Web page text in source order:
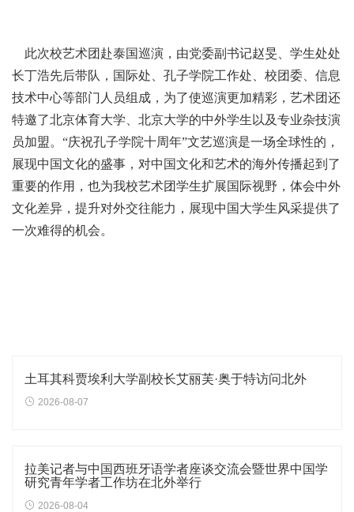
此次校艺术团赴泰国巡演，由党委副书记赵旻、学生处处
长丁浩先后带队，国际处、孔子学院工作处、校团委、信息
技术中心等部门人员组成，为了使巡演更加精彩，艺术团还
特邀了北京体育大学、北京大学的中外学生以及专业杂技演
员加盟。“庆祝孔子学院十周年”文艺巡演是一场全球性的，
展现中国文化的盛事，对中国文化和艺术的海外传播起到了
重要的作用，也为我校艺术团学生扩展国际视野，体会中外
文化差异，提升对外交往能力，展现中国大学生风采提供了
一次难得的机会。
土耳其科贾埃利大学副校长艾丽芙·奥于特访问北外
2026-08-07
拉美记者与中国西班牙语学者座谈交流会暨世界中国学
研究青年学者工作坊在北外举行
2026-08-04